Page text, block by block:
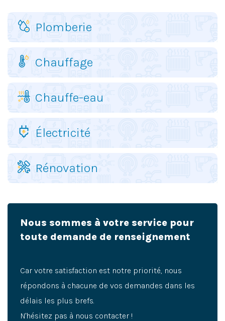
Plomberie
Chauffage
Chauffe-eau
Électricité
Rénovation
Nous sommes à votre service pour
toute demande de renseignement
Car votre satisfaction est notre priorité, nous
répondons à chacune de vos demandes dans les
délais les plus brefs.
N'hésitez pas à nous contacter !